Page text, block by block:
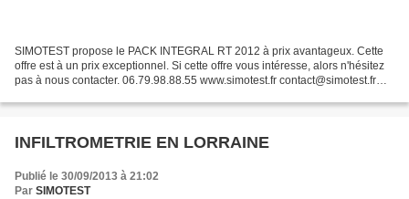
SIMOTEST propose le PACK INTEGRAL RT 2012 à prix avantageux. Cette
offre est à un prix exceptionnel. Si cette offre vous intéresse, alors n'hésitez
pas à nous contacter. 06.79.98.88.55 www.simotest.fr contact@simotest.fr
INFILTROMETRIE EN LORRAINE
Publié le 30/09/2013 à 21:02
Par SIMOTEST